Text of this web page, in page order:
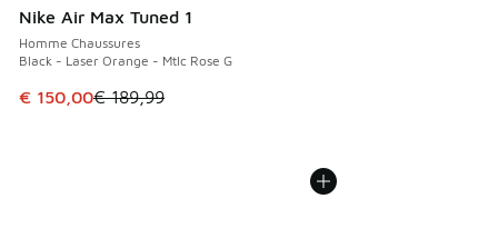
Nike Air Max Tuned 1
Homme Chaussures
Black - Laser Orange - Mtlc Rose G
Cet article est en promotion. Prix en baisse de € 189,99 à
€ 150,00€ 189,99